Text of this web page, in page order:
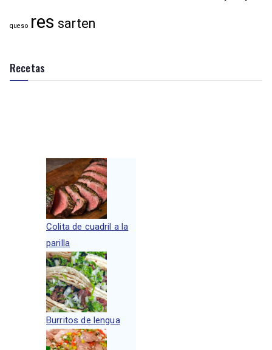
queso res sarten
Recetas
Colita de cuadril a la
parilla
Burritos de lengua